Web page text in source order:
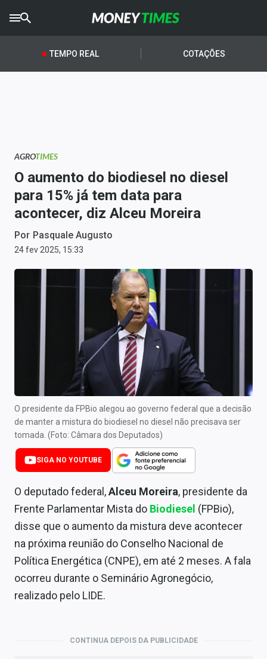
CRYPTOTIMES
AGROTIMES
Newsletters
Money Trader
Anuncie
Últimas Notícias
Comprar ou vender?
Carteiras Recomendadas
Central de Dividendos
Central de Fundos Imobiliários
Central dos IPOs
Renda Fixa
Finanças Pessoais
Mercados
Economia
Empresas
Brasil
TEMPO REAL COTAÇÕES
AGROTIMES
O aumento do biodiesel no diesel
para 15% já tem data para
acontecer, diz Alceu Moreira
Por Pasquale Augusto
24 fev 2025, 15:33
O presidente da FPBio alegou ao governo federal que a decisão
de manter a mistura do biodiesel no diesel não precisava ser
tomada. (Foto: Câmara dos Deputados)
SIGA NO YOUTUBE
O deputado federal,Alceu Moreira, presidente da
Frente Parlamentar Mista do Biodiesel (FPBio),
disse que o aumento da mistura deve acontecer
na próxima reunião do Conselho Nacional de
Política Energética (CNPE), em até 2 meses. A fala
ocorreu durante o Seminário Agronegócio,
realizado pelo LIDE.
CONTINUA DEPOIS DA PUBLICIDADE